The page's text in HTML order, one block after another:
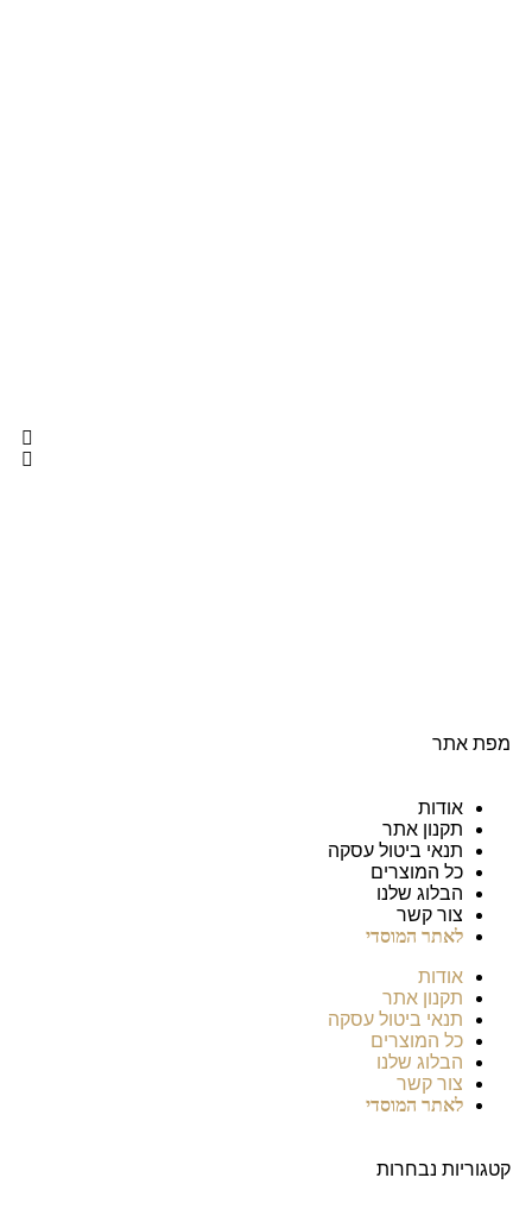
מפת אתר
אודות
תקנון אתר
תנאי ביטול עסקה
כל המוצרים
הבלוג שלנו
צור קשר
לאתר המוסדי
אודות
תקנון אתר
תנאי ביטול עסקה
כל המוצרים
הבלוג שלנו
צור קשר
לאתר המוסדי
קטגוריות נבחרות